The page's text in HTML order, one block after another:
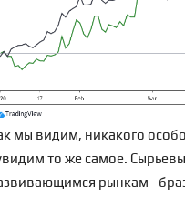
мы видим, никакого
то же самое.
рынкам -